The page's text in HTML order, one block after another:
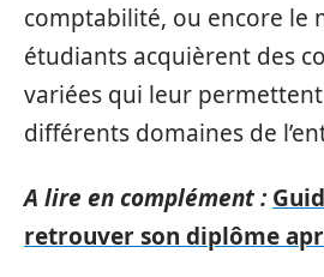
comptabilité, ou encore le
étudiants acquièrent des
variées qui leur
différents domaines de
A lire en complément :
retrouver son diplôme